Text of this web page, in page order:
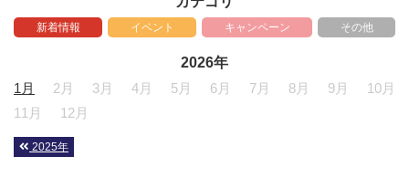
新着情報 イベント キャンペーン その他
2026年
1月
2月 3月 4月 5月 6月 7月 8月 9月
10月
11月
12月
2025年